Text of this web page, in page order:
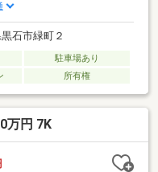
石市緑町２
駐車場あり
所有権
万円 7K